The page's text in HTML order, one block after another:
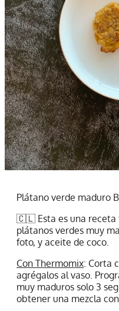
Plátano verde maduro
🇨🇱 Esta es una receta
plátanos verdes muy
foto, y aceite de coco.
Con Thermomix: Corta
agrégalos al vaso.
muy maduros solo 3
obtener una mezcla